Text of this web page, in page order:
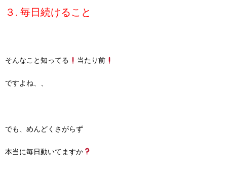
３. 毎日続けること
そんなこと知ってる 当たり前
ですよね、、
でも、めんどくさがらず
本当に毎日動いてますか